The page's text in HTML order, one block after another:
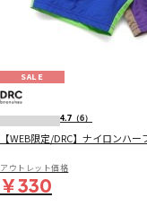
SALE
4.7 （6）
【WEB限定/DRC】ナイロンハー
アウトレット価格
￥330